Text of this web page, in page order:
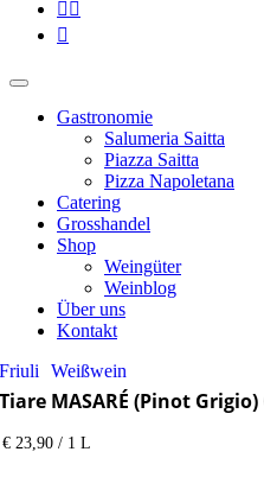
Gastronomie
Salumeria Saitta
Piazza Saitta
Pizza Napoletana
Catering
Grosshandel
Shop
Weingüter
Weinblog
Über uns
Kontakt
Friuli
Weißwein
Tiare MASARÉ (Pinot Grigio)
€ 23,90 / 1 L